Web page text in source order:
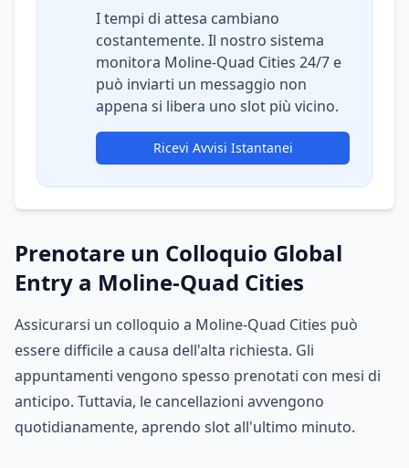
I tempi di attesa cambiano
costantemente. Il nostro sistema
monitora Moline-Quad Cities 24/7 e
può inviarti un messaggio non
appena si libera uno slot più vicino.
Ricevi Avvisi Istantanei
Prenotare un Colloquio Global
Entry a Moline-Quad Cities
Assicurarsi un colloquio a Moline-Quad Cities può
essere difficile a causa dell'alta richiesta. Gli
appuntamenti vengono spesso prenotati con mesi di
anticipo. Tuttavia, le cancellazioni avvengono
quotidianamente, aprendo slot all'ultimo minuto.